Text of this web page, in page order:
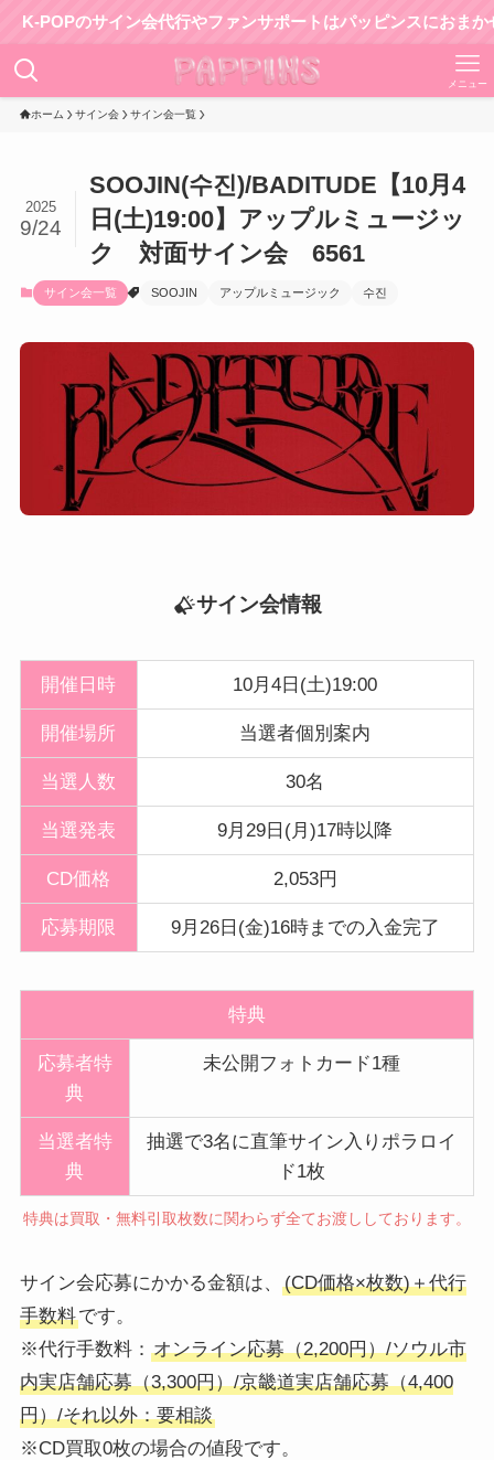
のサイン会代行やファンサポートはパッピンスにおまかせ！
メニュー
ホーム サイン会 サイン会一覧
SOOJIN(수진)/BADITUDE【10月4
日(土)19:00】アップルミュージッ
ク 対面サイン会 6561
2025
9/24
サイン会一覧 SOOJIN アップルミュージック 수진
サイン会情報
開催日時 10月4日(土)19:00
開催場所 当選者個別案内
当選人数 30名
当選発表 9月29日(月)17時以降
CD価格 2,053円
応募期限 9月26日(金)16時までの入金完了
特典
応募者特
典
未公開フォトカード1種
当選者特
典
抽選で3名に直筆サイン入りポラロイ
ド1枚
特典は買取・無料引取枚数に関わらず全てお渡ししております。
サイン会応募にかかる金額は、
(CD価格×枚数)＋代行
手数料です。
※代行手数料： オンライン応募（2,200円）/ソウル市
内実店舗応募（3,300円）/京畿道実店舗応募（4,400
円）/それ以外：要相談
※CD買取0枚の場合の値段です。